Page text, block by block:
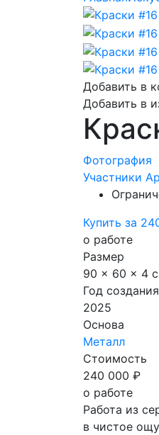
Добавить в
Добавить в
Фотография
Участники
Купить за
о работе
Размер
90 x 60 x 4
Год создания
2025
Основа
Металл
Стоимость
240 000 ₽
о работе
Работа из
в чистое